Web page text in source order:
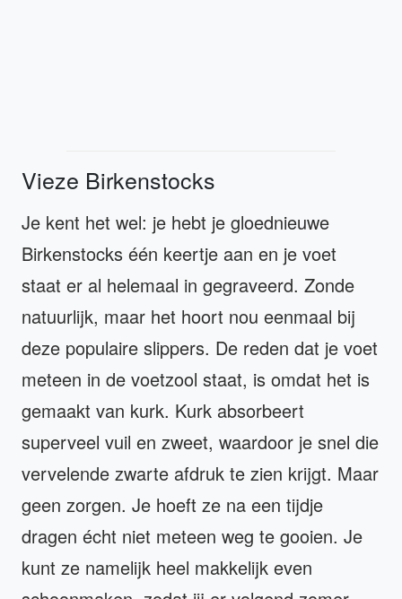
Vieze Birkenstocks
Je kent het wel: je hebt je gloednieuwe
Birkenstocks één keertje aan en je voet
staat er al helemaal in gegraveerd. Zonde
natuurlijk, maar het hoort nou eenmaal bij
deze populaire slippers. De reden dat je voet
meteen in de voetzool staat, is omdat het is
gemaakt van kurk. Kurk absorbeert
superveel vuil en zweet, waardoor je snel die
vervelende zwarte afdruk te zien krijgt. Maar
geen zorgen. Je hoeft ze na een tijdje
dragen écht niet meteen weg te gooien. Je
kunt ze namelijk heel makkelijk even